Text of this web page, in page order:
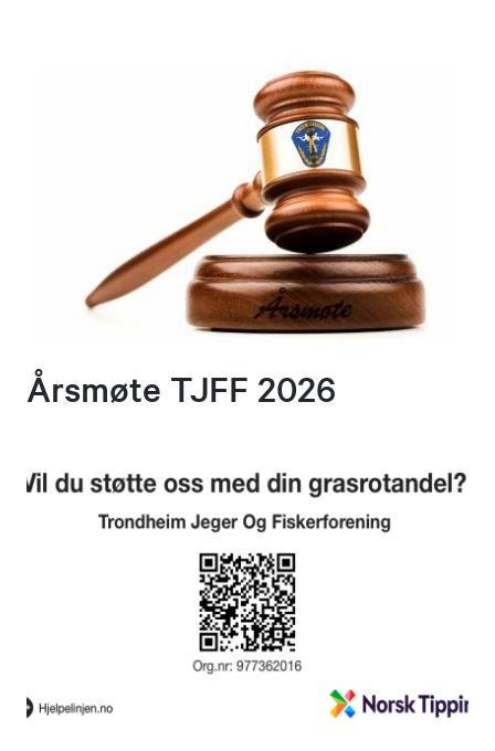
Årsmøte TJFF 2026